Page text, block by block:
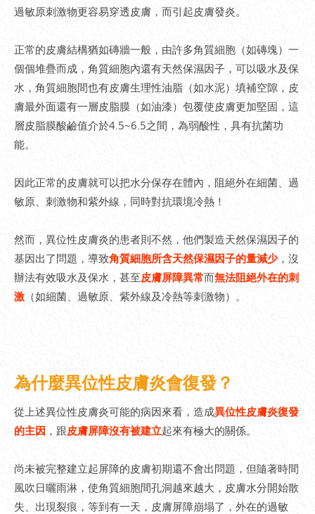
過敏原刺激物更容易穿透皮膚，而引起皮膚發炎。
正常的皮膚結構猶如磚牆一般，由許多角質細胞（如磚塊）一
個個堆疊而成，角質細胞內還有天然保濕因子，可以吸水及保
水，角質細胞間也有皮膚生理性油脂（如水泥）填補空隙，皮
膚最外面還有一層皮脂膜（如油漆）包覆使皮膚更加堅固，這
層皮脂膜酸鹼值介於4.5~6.5之間，為弱酸性，具有抗菌功
能。
因此正常的皮膚就可以把水分保存在體內，阻絕外在細菌、過
敏原、刺激物和紫外線，同時對抗環境冷熱！
然而，異位性皮膚炎的患者則不然，他們製造天然保濕因子的
基因出了問題，導致角質細胞所含天然保濕因子的量減少，沒
辦法有效吸水及保水，甚至皮膚屏障異常而無法阻絕外在的刺
激 （如細菌、過敏原、紫外線及冷熱等刺激物）。
為什麼異位性皮膚炎會復發？
從上述異位性皮膚炎可能的病因來看，造成異位性皮膚炎復發
的主因 ，跟皮膚屏障沒有被建立起來有極大的關係。
尚未被完整建立起屏障的皮膚初期還不會出問題，但隨著時間
風吹日曬雨淋，使角質細胞間孔洞越來越大，皮膚水分開始散
失、出現裂痕，等到有一天，皮膚屏障崩塌了，外在的過敏